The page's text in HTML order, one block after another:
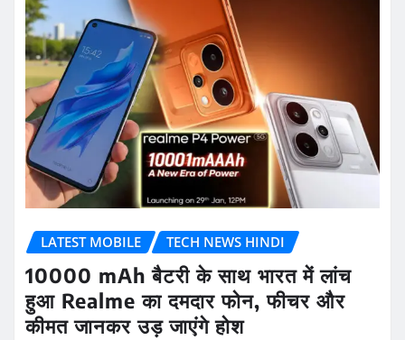
LATEST MOBILE TECH NEWS HINDI
10000 mAh बैटरी के साथ भारत में लांच
हुआ Realme का दमदार फोन, फीचर और
कीमत जानकर उड़ जाएंगे होश